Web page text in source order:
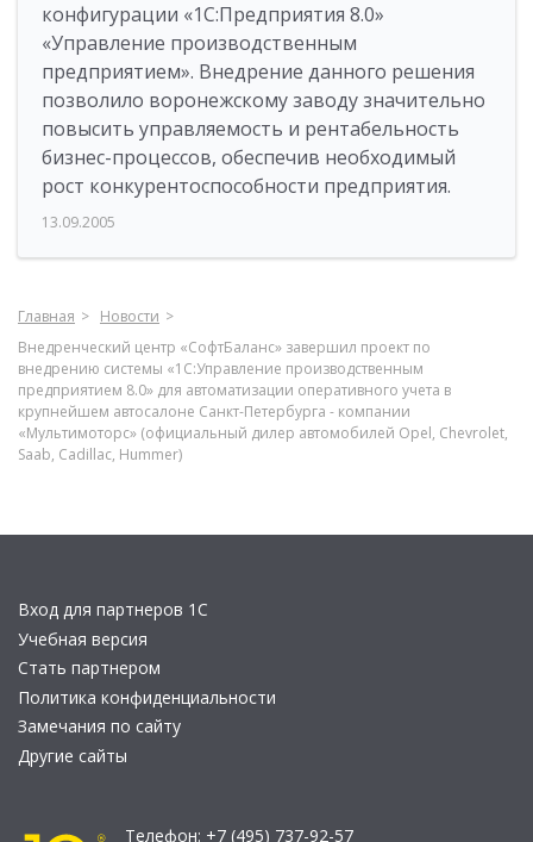
конфигурации «1С:Предприятия 8.0»
«Управление производственным
предприятием». Внедрение данного решения
позволило воронежскому заводу значительно
повысить управляемость и рентабельность
бизнес-процессов, обеспечив необходимый
рост конкурентоспособности предприятия.
13.09.2005
Главная
Новости
Внедренческий центр «СофтБаланс» завершил проект по
внедрению системы «1С:Управление производственным
предприятием 8.0» для автоматизации оперативного учета в
крупнейшем автосалоне Санкт-Петербурга - компании
«Мультимоторс» (официальный дилер автомобилей Opel, Chevrolet,
Saab, Cadillac, Hummer)
Вход для партнеров 1С
Учебная версия
Стать партнером
Политика конфиденциальности
Замечания по сайту
Другие сайты
Телефон: +7 (495) 737-92-57